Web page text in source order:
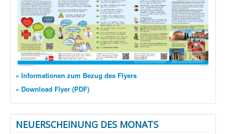
» Informationen zum Bezug des Flyers
» Download Flyer (PDF)
NEUERSCHEINUNG DES MONATS